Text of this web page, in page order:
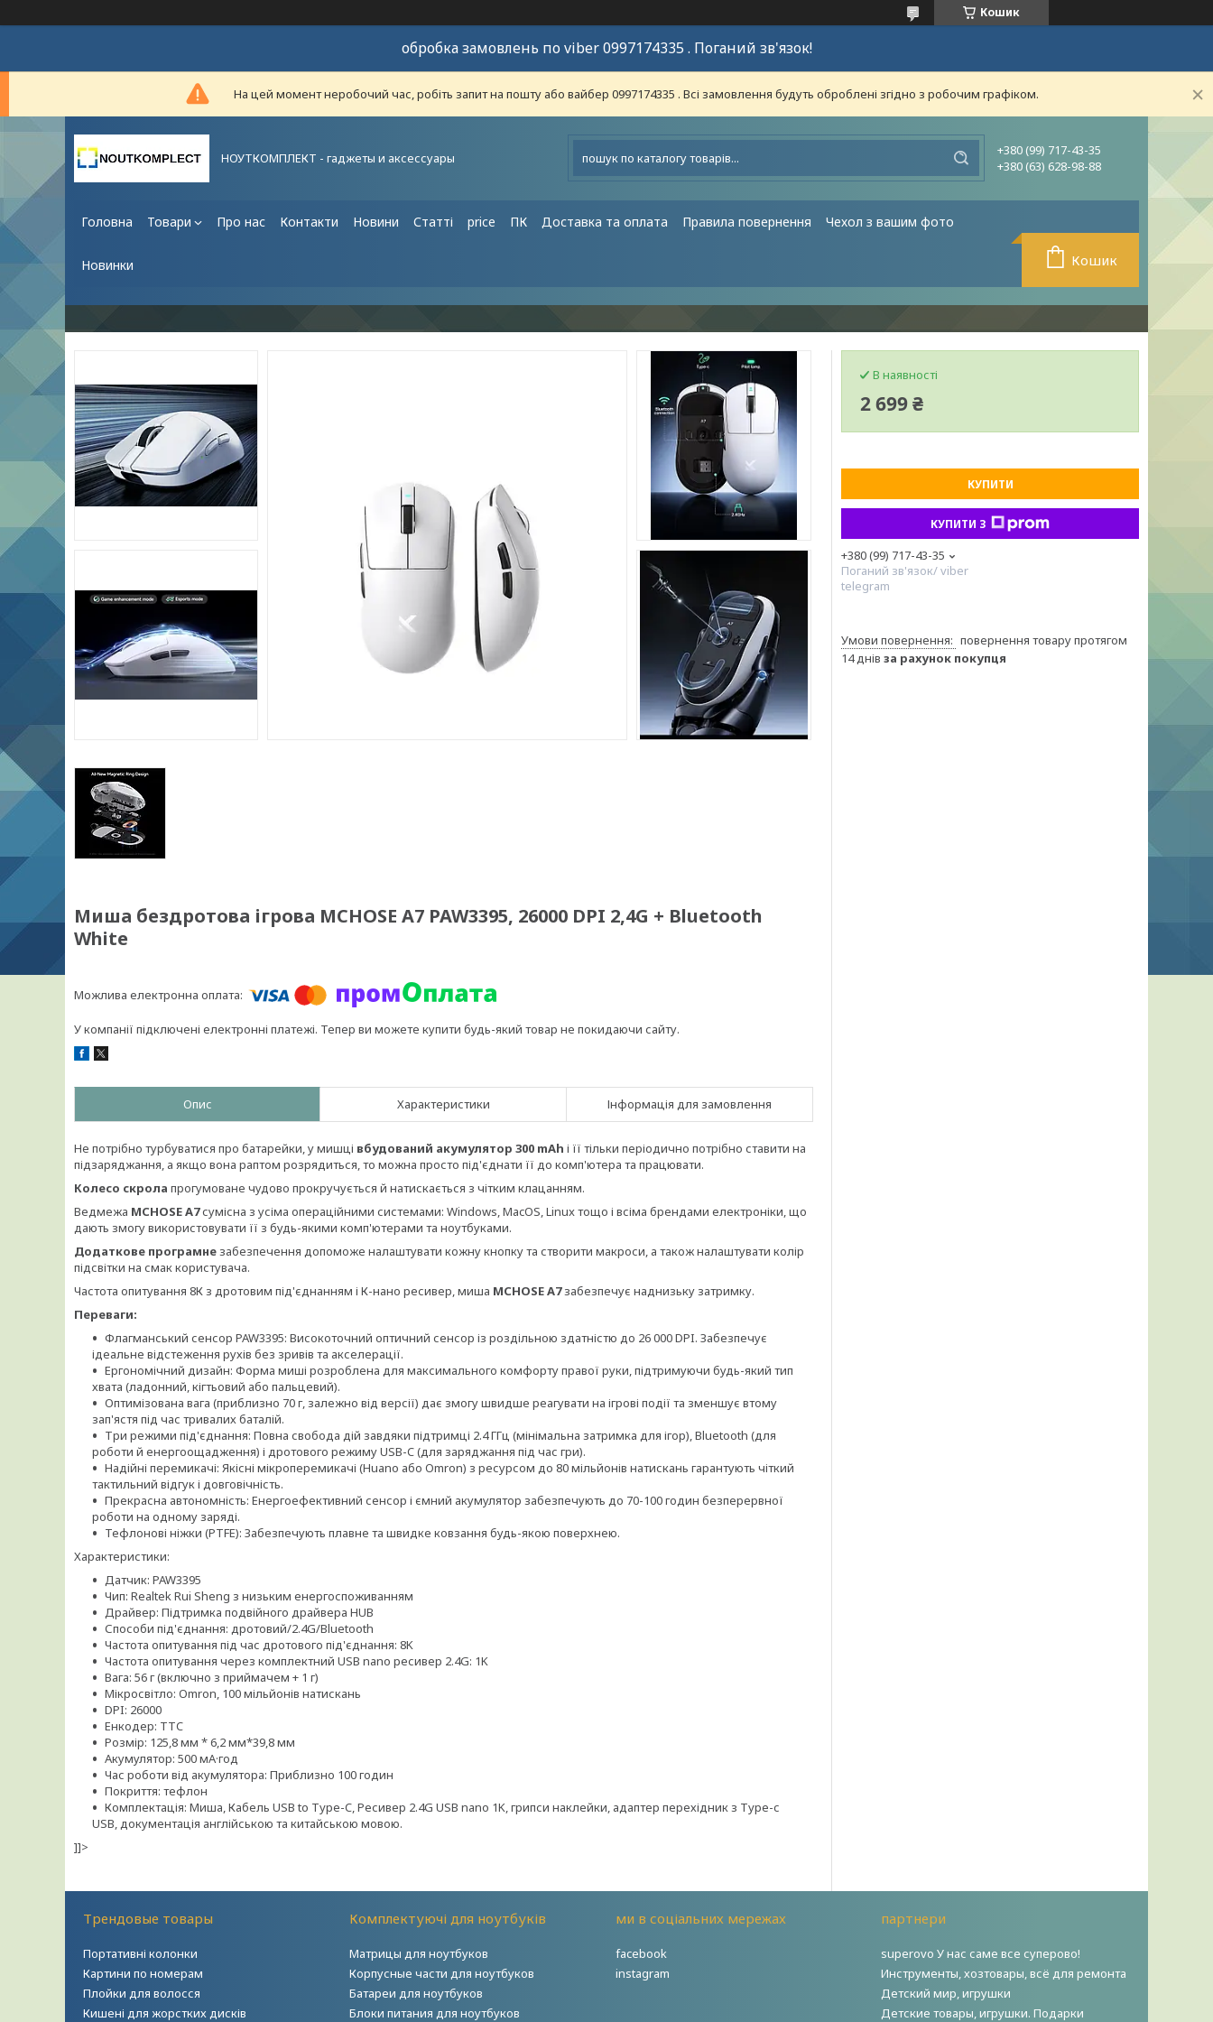
Кошик
обробка замовлень по viber 0997174335 . Поганий зв'язок!
На цей момент неробочий час, робіть запит на пошту або вайбер 0997174335 . Всі замовлення будуть оброблені згідно з робочим графіком.
НОУТКОМПЛЕКТ - гаджеты и аксессуары
+380 (99) 717-43-35
+380 (63) 628-98-88
Головна Товари Про нас Контакти Новини Статті price ПК Доставка та оплата Правила повернення Чехол з вашим фото
Новинки Кошик
Миша бездротова ігрова MCHOSE A7 PAW3395, 26000 DPI 2,4G + Bluetooth
White
У компанії підключені електронні платежі. Тепер ви можете купити будь-який товар не покидаючи сайту.
Опис Характеристики Інформація для замовлення
Не потрібно турбуватися про батарейки, у мишці вбудований акумулятор 300 mAh і її тільки періодично потрібно ставити на
підзаряджання, а якщо вона раптом розрядиться, то можна просто під'єднати її до комп'ютера та працювати.
Колесо скрола прогумоване чудово прокручується й натискається з чітким клацанням.
Ведмежа MCHOSE A7сумісна з усіма операційними системами: Windows, MacOS, Linux тощо і всіма брендами електроніки, що
дають змогу використовувати її з будь-якими комп'ютерами та ноутбуками.
Додаткове програмнезабезпечення допоможе налаштувати кожну кнопку та створити макроси, а також налаштувати колір
підсвітки на смак користувача.
Частота опитування 8К з дротовим під'єднанням і К-нано ресивер, миша MCHOSE A7забезпечує наднизьку затримку.
Переваги:
Флагманський сенсор PAW3395: Високоточний оптичний сенсор із роздільною здатністю до 26 000 DPI. Забезпечує
ідеальне відстеження рухів без зривів та акселерації.
Ергономічний дизайн: Форма миші розроблена для максимального комфорту правої руки, підтримуючи будь-який тип
хвата (ладонний, кігтьовий або пальцевий).
Оптимізована вага (приблизно 70 г, залежно від версії) дає змогу швидше реагувати на ігрові події та зменшує втому
зап'ястя під час тривалих баталій.
Три режими під'єднання: Повна свобода дій завдяки підтримці 2.4 ГГц (мінімальна затримка для ігор), Bluetooth (для
роботи й енергоощадження) і дротового режиму USB-C (для заряджання під час гри).
Надійні перемикачі: Якісні мікроперемикачі (Huano або Omron) з ресурсом до 80 мільйонів натискань гарантують чіткий
тактильний відгук і довговічність.
Прекрасна автономність: Енергоефективний сенсор і ємний акумулятор забезпечують до 70-100 годин безперервної
роботи на одному заряді.
Тефлонові ніжки (PTFE): Забезпечують плавне та швидке ковзання будь-якою поверхнею.
Характеристики:
Датчик: PAW3395
Чип: Realtek Rui Sheng з низьким енергоспоживанням
Драйвер: Підтримка подвійного драйвера HUB
Способи під'єднання: дротовий/2.4G/Bluetooth
Частота опитування під час дротового під'єднання: 8K
Частота опитування через комплектний USB nano ресивер 2.4G: 1K
Вага: 56 г (включно з приймачем + 1 г)
Мікросвітло: Omron, 100 мільйонів натискань
DPI: 26000
Енкодер: TTC
Розмір: 125,8 мм * 6,2 мм*39,8 мм
Акумулятор: 500 мА·год
Час роботи від акумулятора: Приблизно 100 годин
Покриття: тефлон
Комплектація: Миша, Кабель USB to Type-C, Ресивер 2.4G USB nano 1K, грипси наклейки, адаптер перехідник з Type-c
USB, документація англійською та китайською мовою.
]]>
В наявності
2 699 ₴
КУПИТИ
КУПИТИ З
+380 (99) 717-43-35
Поганий зв'язок/ viber
telegram
повернення товару протягом
14 днів за рахунок покупця
Трендовые товары
Портативні колонки
Картини по номерам
Плойки для волосся
Кишені для жорстких дисків
Комплектуючі для ноутбуків
Матрицы для ноутбуков
Корпусные части для ноутбуков
Батареи для ноутбуков
Блоки питания для ноутбуков
ми в соціальних мережах
facebook
instagram
партнери
superovo У нас саме все суперово!
Инструменты, хозтовары, всё для ремонта
Детский мир, игрушки
Детские товары, игрушки. Подарки